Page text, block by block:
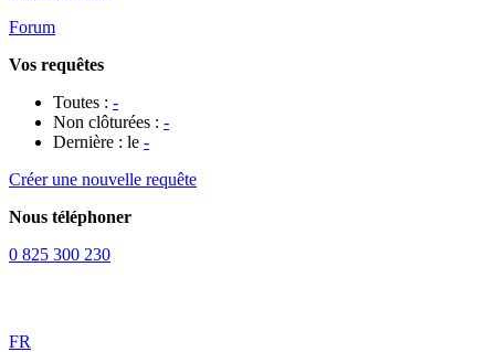
Forum
Vos requêtes
Toutes : -
Non clôturées : -
Dernière : le -
Créer une nouvelle requête
Nous téléphoner
0 825 300 230
FR